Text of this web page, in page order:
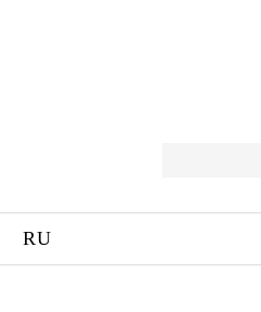
RU